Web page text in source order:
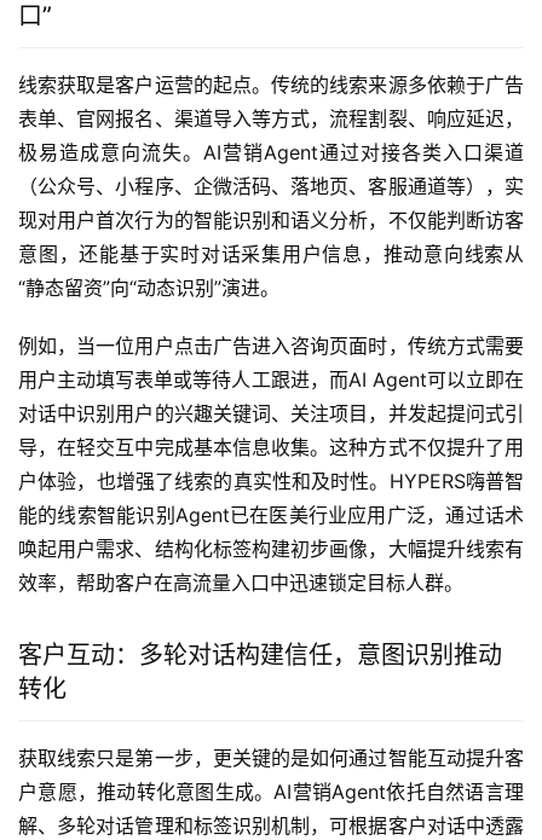
口”
线索获取是客户运营的起点。传统的线索来源多依赖于广告
表单、官网报名、渠道导入等方式，流程割裂、响应延迟，
极易造成意向流失。AI营销Agent通过对接各类入口渠道
（公众号、小程序、企微活码、落地页、客服通道等），实
现对用户首次行为的智能识别和语义分析，不仅能判断访客
意图，还能基于实时对话采集用户信息，推动意向线索从
“静态留资”向“动态识别”演进。
例如，当一位用户点击广告进入咨询页面时，传统方式需要
用户主动填写表单或等待人工跟进，而AI Agent可以立即在
对话中识别用户的兴趣关键词、关注项目，并发起提问式引
导，在轻交互中完成基本信息收集。这种方式不仅提升了用
户体验，也增强了线索的真实性和及时性。HYPERS嗨普智
能的线索智能识别Agent已在医美行业应用广泛，通过话术
唤起用户需求、结构化标签构建初步画像，大幅提升线索有
效率，帮助客户在高流量入口中迅速锁定目标人群。
客户互动：多轮对话构建信任，意图识别推动
转化
获取线索只是第一步，更关键的是如何通过智能互动提升客
户意愿，推动转化意图生成。AI营销Agent依托自然语言理
解、多轮对话管理和标签识别机制，可根据客户对话中透露